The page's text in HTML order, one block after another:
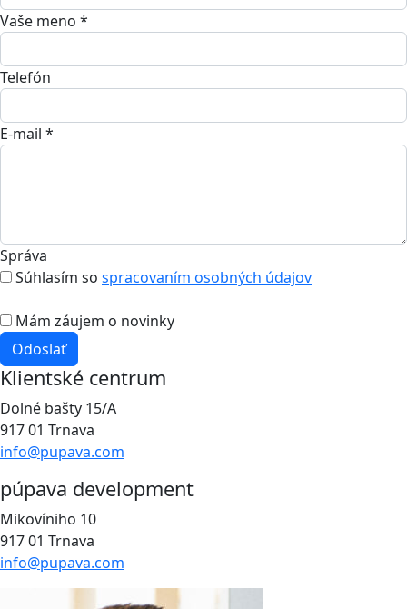
Vaše meno *
Telefón
E-mail *
Správa
Súhlasím so spracovaním osobných údajov
Mám záujem o novinky
Odoslať
Klientské centrum
Dolné bašty 15/A
917 01 Trnava
info@pupava.com
púpava development
Mikovíniho 10
917 01 Trnava
info@pupava.com